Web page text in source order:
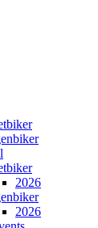
2026
2026